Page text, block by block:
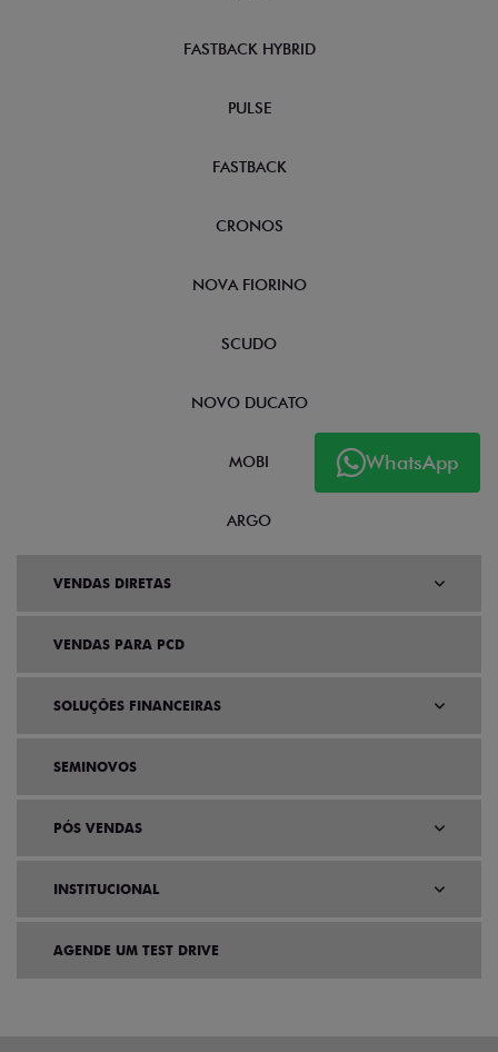
WhatsApp
FASTBACK HYBRID
PULSE
FASTBACK
CRONOS
NOVA FIORINO
SCUDO
NOVO DUCATO
MOBI
ARGO
VENDAS DIRETAS
VENDAS PARA PCD
SOLUÇÕES FINANCEIRAS
SEMINOVOS
PÓS VENDAS
INSTITUCIONAL
AGENDE UM TEST DRIVE